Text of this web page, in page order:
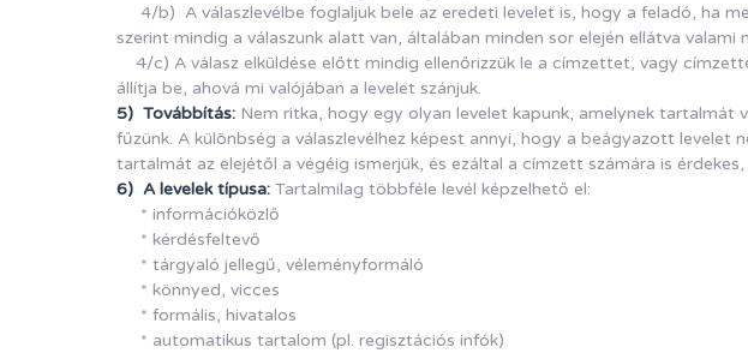
4/b) A válaszlevélbe foglaljuk bele az eredeti levelet is, hogy a feladó, ha
szerint mindig a válaszunk alatt van, általában minden sor elején ellátva valami
4/c) A válasz elküldése előtt mindig ellenőrizzük le a címzettet, vagy
állítja be, ahová mi valójában a levelet szánjuk.
5) Továbbítás: Nem ritka, hogy egy olyan levelet kapunk, amelynek tartalmát
fűzünk. A különbség a válaszlevélhez képest annyi, hogy a beágyazott
tartalmát az elejétől a végéig ismerjük, és ezáltal a címzett számára is
6) A levelek típusa: Tartalmilag többféle levél képzelhető el:
* információközlő
* kérdésfeltevő
* tárgyaló jellegű, véleményformáló
* könnyed, vicces
* formális, hivatalos
* automatikus tartalom (pl. regisztációs infók)